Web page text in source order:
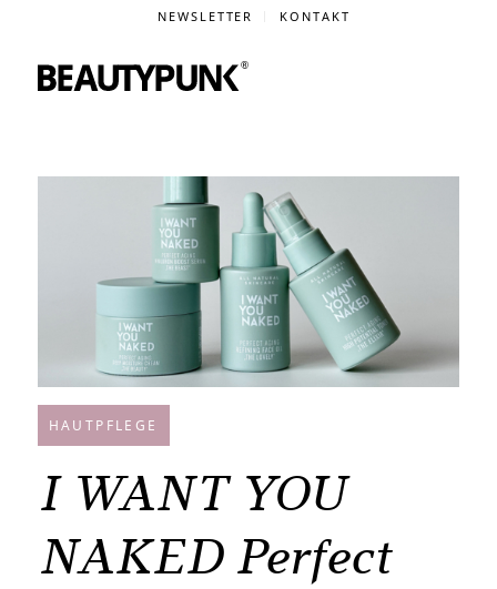
NEWSLETTER KONTAKT
HAUTPFLEGE
I WANT YOU
NAKED Perfect